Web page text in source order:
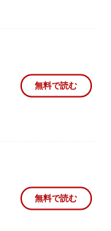
無料で読む
無料で読む